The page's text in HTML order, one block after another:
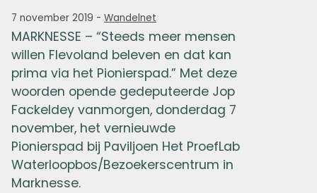
7 november 2019 - Wandelnet
MARKNESSE – “Steeds meer mensen
willen Flevoland beleven en dat kan
prima via het Pionierspad.” Met deze
woorden opende gedeputeerde Jop
Fackeldey vanmorgen, donderdag 7
november, het vernieuwde
Pionierspad bij Paviljoen Het ProefLab
Waterloopbos/Bezoekerscentrum in
Marknesse.